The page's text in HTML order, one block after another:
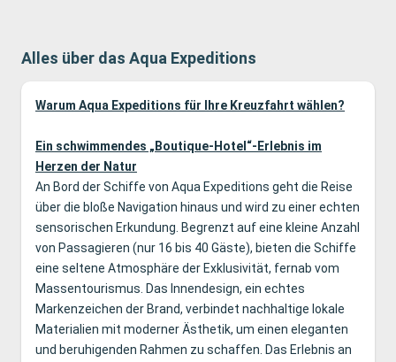
Alles über das Aqua Expeditions
Warum Aqua Expeditions für Ihre Kreuzfahrt wählen?
Ein schwimmendes „Boutique-Hotel“-Erlebnis im
Herzen der Natur
An Bord der Schiffe von Aqua Expeditions geht die Reise
über die bloße Navigation hinaus und wird zu einer echten
sensorischen Erkundung. Begrenzt auf eine kleine Anzahl
von Passagieren (nur 16 bis 40 Gäste), bieten die Schiffe
eine seltene Atmosphäre der Exklusivität, fernab vom
Massentourismus. Das Innendesign, ein echtes
Markenzeichen der Brand, verbindet nachhaltige lokale
Materialien mit moderner Ästhetik, um einen eleganten
und beruhigenden Rahmen zu schaffen. Das Erlebnis an